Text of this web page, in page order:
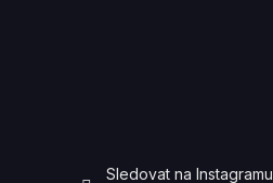
Sledovat na Instagramu